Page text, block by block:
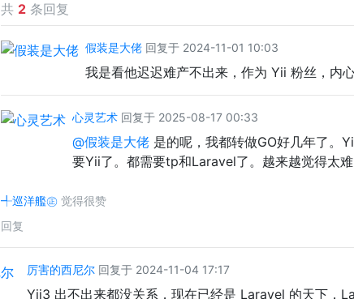
共 2 条回复
假装是大佬 回复于 2024-11-01 10:03
我是看他迟迟难产不出来，作为 Yii 粉丝，内
心灵艺术 回复于 2025-08-17 00:33
@假装是大佬 是的呢，我都转做GO好几年了。
要Yii了。都需要tp和Laravel了。越来越觉得太
╃巡洋艦㊣ 觉得很赞
回复
厉害的西尼尔 回复于 2024-11-04 17:17
Yii3 出不出来都没关系，现在已经是 Laravel 的天下，